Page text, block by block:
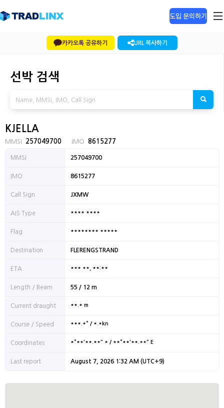
도입 문의하기
카카오톡 공유하기 URL 복사하기
선박 검색
KJELLA
MMSI 257049700 IMO 8615277
MMSI 257049700
IMO 8615277
Call Sign JXMW
AIS Type **** ****
Flag ******** *****
Destination FLERENGSTRAND
ETA *** **, **:**
Length / Beam 55 / 12 m
Current draught **.* m
Course / Speed ***.*° / *.*kn
Coordinates *°**'**.**" * / **°**'**.**" E
Last report August 7, 2026 1:32 AM (UTC+9)